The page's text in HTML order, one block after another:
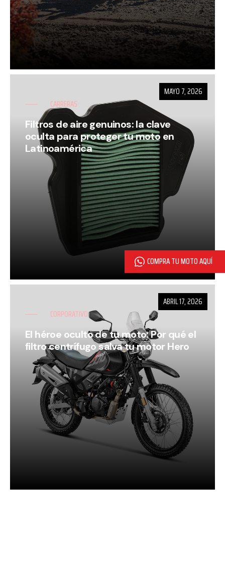
CARRERAS
Filtros de aire genuinos: la clave
oculta para proteger tu moto en
Latinoamérica
MAYO 7, 2026
CORPORATIVO
El héroe oculto de tu moto: Por qué el
filtro centrífugo salva tu motor Hero
ABRIL 17, 2026